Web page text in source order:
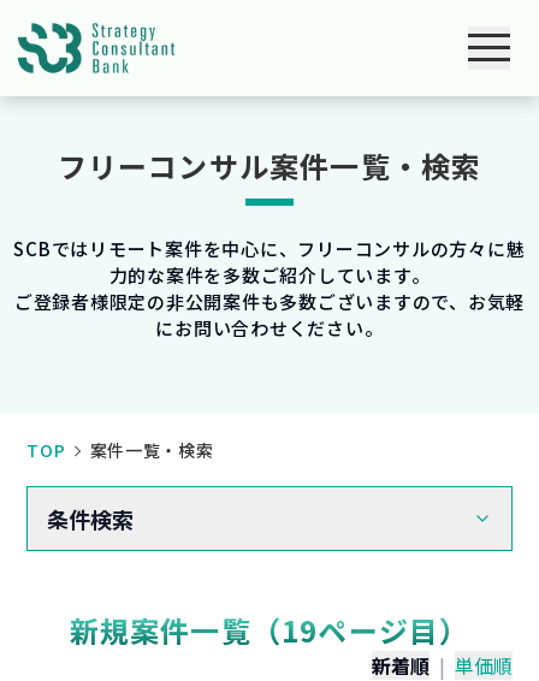
フリーコンサル案件一覧・検索
SCBではリモート案件を中心に、フリーコンサルの方々に魅
力的な案件を多数ご紹介しています。
ご登録者様限定の非公開案件も多数ございますので、お気軽
にお問い合わせください。
TOP 案件一覧・検索
条件検索
新規案件一覧（19ページ目）
新着順 | 単価順